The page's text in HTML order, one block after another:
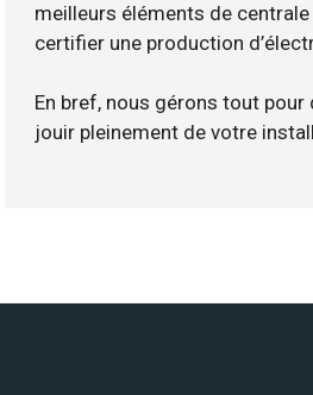
meilleurs éléments de
certifier une production
En bref, nous gérons tout pour
jouir pleinement de votre